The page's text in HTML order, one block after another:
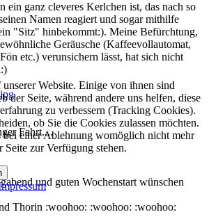
ein ganz cleveres Kerlchen ist, das nach so
Namen reagiert und sogar mithilfe
"Sitz" hinbekommt:). Meine Befürchtung,
Geräusche (Kaffeevollautomat,
etc.) verunsichern lässt, hat sich nicht
Fahrt....
und guten Wochenstart wünschen
Thorin :woohoo: :woohoo: :woohoo:
Website. Einige von ihnen sind
der Seite, während andere uns helfen, diese
zu verbessern (Tracking Cookies).
ob Sie die Cookies zulassen möchten.
bei einer Ablehnung womöglich nicht mehr
zur Verfügung stehen.